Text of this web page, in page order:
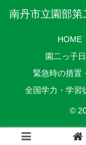
南丹市立園部第
HOME
園二っ子
緊急時の措置
全国学力・学習
©